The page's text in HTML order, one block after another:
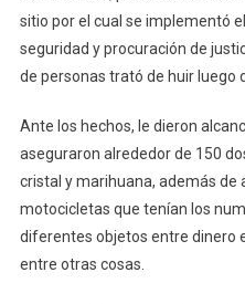
sitio por el cual se implementó
seguridad y procuración de
de personas trató de huir luego
Ante los hechos, le dieron
aseguraron alrededor de 150
cristal y marihuana, además de
motocicletas que tenían los
diferentes objetos entre dinero
entre otras cosas.